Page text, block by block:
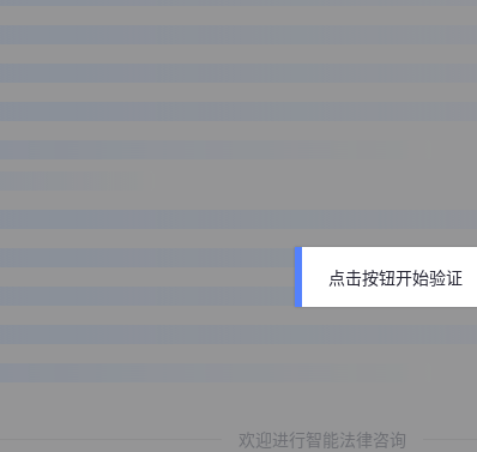
欢迎进行智能法律咨询
点击按钮开始验证